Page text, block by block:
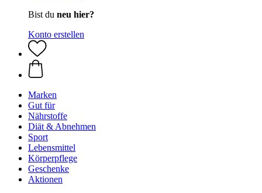
Bist du neu hier?
Konto erstellen
Marken
Gut für
Nährstoffe
Diät & Abnehmen
Sport
Lebensmittel
Körperpflege
Geschenke
Aktionen